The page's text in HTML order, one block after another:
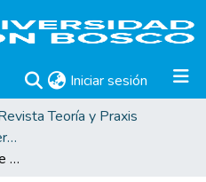
Iniciar sesión (current)
Teoría y Praxis
No. 45, septiembre-febrero 2024
“Están en contra de lo que nos han hecho creer” : Discursos sobre la polarización en El Salvador